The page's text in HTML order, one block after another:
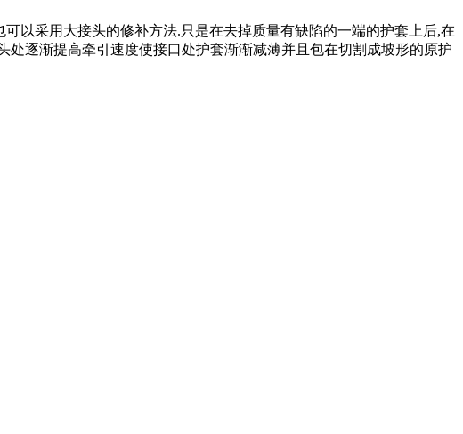
以采用大接头的修补方法.只是在去掉质量有缺陷的一端的护套上后,在
逐渐提高牵引速度使接口处护套渐渐减薄并且包在切割成坡形的原护